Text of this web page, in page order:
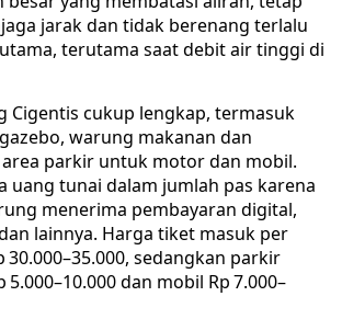
jarak dan tidak berenang terlalu
terutama saat debit air tinggi di
Cigentis cukup lengkap, termasuk
warung makanan dan
parkir untuk motor dan mobil.
uang tunai dalam jumlah pas karena
menerima pembayaran digital,
lainnya. Harga tiket masuk per
30.000–35.000, sedangkan parkir
dan mobil Rp 7.000–